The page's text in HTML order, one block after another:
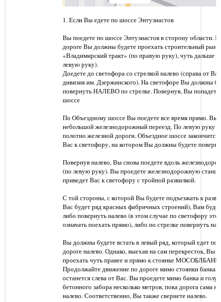
1. Если Вы едете по шоссе Энтузиастов
Вы поедете по шоссе Энтузиастов в сторону области.
дороге Вы должны будете проехать строительный
«Владимирский тракт» (по правую руку), чуть дальше
левую руку).
Доедете до светофора со стрелкой налево (справа от
дивизия им. Дзержинского). На светофоре Вы должны
повернуть НАЛЕВО по стрелке. Повернув, Вы попадете
шоссе
По Объездному шоссе Вы поедете все время прямо. Вы
небольшой железнодорожный переезд. По левую руку
полотно железной дороги. Объездное шоссе закончится
Вас к светофору, на котором Вы должны будете
Повернув налево, Вы снова поедете вдоль
(по левую руку). Вы проедете железнодорожную
приведет Вас к светофору с тройной развилкой.
С той стороны, с которой Вы будете подъезжать к
Вас будет ряд красных фабричных строений), Вам
либо повернуть налево (в этом случае по светофору это
означать поехать прямо), либо по стрелке повернуть
Вы должны будете встать в левый ряд, который едет по
дороге налево. Однако, выехав на сам перекресток, Вы
проехать чуть правее и прямо к стоянке
Продолжайте движение по дороге мимо стоянки банка,
останется слева от Вас. Вы проедете мимо банка и
бетонного забора несколько метров, пока дорога сама
налево. Соответственно, Вы также свернете налево.